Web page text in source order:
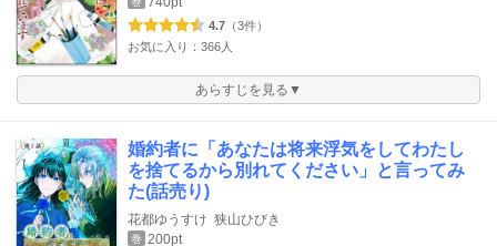
4.7 （3件）
お気に入り：366人
あらすじを見る▼
婚約者に「あなたは将来浮気をしてわたし
を捨てるから別れてください」と言ってみ
た(話売り)
花都ゆうすけ 狭山ひびき
巻 200pt